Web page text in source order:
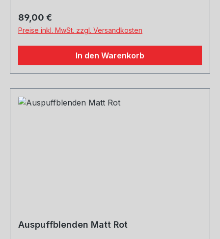
Regulärer Preis:
89,00 €
Preise inkl. MwSt. zzgl. Versandkosten
In den Warenkorb
Auspuffblenden Matt Rot